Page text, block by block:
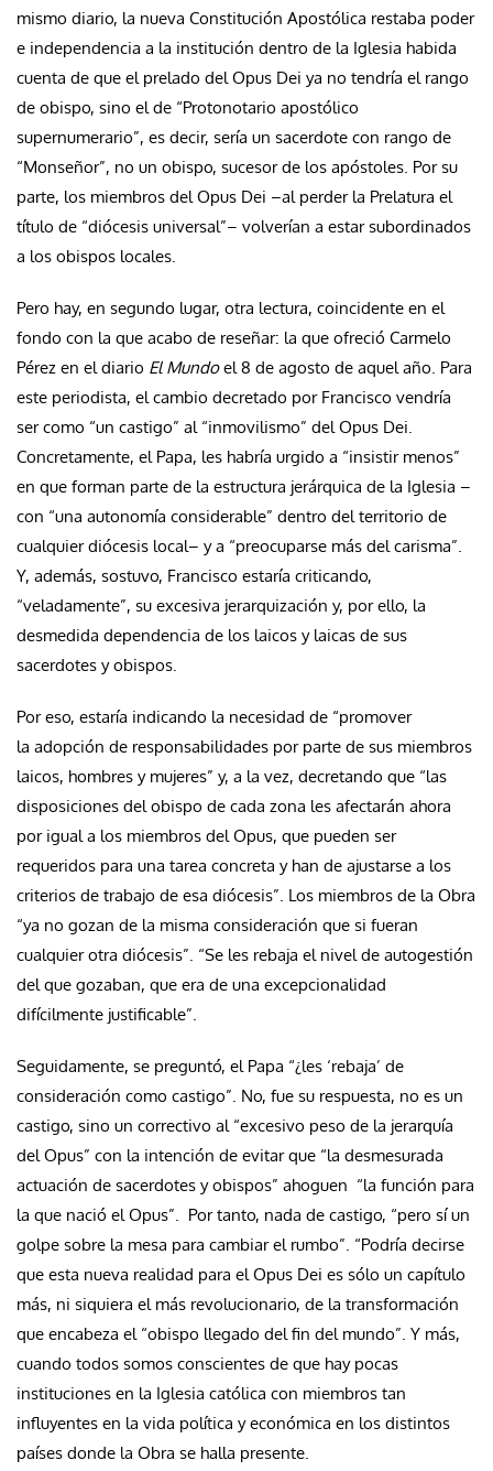
mismo diario, la nueva Constitución Apostólica restaba poder
e independencia a la institución dentro de la Iglesia habida
cuenta de que el prelado del Opus Dei ya no tendría el rango
de obispo, sino el de “Protonotario apostólico
supernumerario”, es decir, sería un sacerdote con rango de
“Monseñor”, no un obispo, sucesor de los apóstoles. Por su
parte, los miembros del Opus Dei –al perder la Prelatura el
título de “diócesis universal”– volverían a estar subordinados
a los obispos locales.
Pero hay, en segundo lugar, otra lectura, coincidente en el
fondo con la que acabo de reseñar: la que ofreció Carmelo
Pérez en el diario El Mundoel 8 de agosto de aquel año. Para
este periodista, el cambio decretado por Francisco vendría
ser como “un castigo” al “inmovilismo” del Opus Dei
Concretamente, el Papa, les habría urgido a “insistir menos”
en que forman parte de la estructura jerárquica de la Iglesia –
con “una autonomía considerable” dentro del territorio de
cualquier diócesis local– y a “preocuparse más del carisma”.
Y, además, sostuvo, Francisco estaría criticando,
“veladamente”, su excesiva jerarquización y, por ello, la
desmedida dependencia de los laicos y laicas de sus
sacerdotes y obispos.
Por eso, estaría indicando la necesidad de “promover
la adopción de responsabilidades por parte de sus miembros
laicos, hombres y mujeres” y, a la vez, decretando que “las
disposiciones del obispo de cada zona les afectarán ahora
por igual a los miembros del Opus, que pueden ser
requeridos para una tarea concreta y han de ajustarse a los
criterios de trabajo de esa diócesis”. Los miembros de la Obra
“ya no gozan de la misma consideración que si fueran
cualquier otra diócesis”. “Se les rebaja el nivel de autogestión
del que gozaban, que era de una excepcionalidad
difícilmente justificable”.
Seguidamente, se preguntó, el Papa “¿les ‘rebaja’ de
consideración como castigo”. No, fue su respuesta, no es un
castigo, sino un correctivo al “excesivo peso de la jerarquía
del Opus” con la intención de evitar que “la desmesurada
actuación de sacerdotes y obispos” ahoguen “la función para
la que nació el Opus”. Por tanto, nada de castigo, “pero sí un
golpe sobre la mesa para cambiar el rumbo”. “Podría decirse
que esta nueva realidad para el Opus Dei es sólo un capítulo
más, ni siquiera el más revolucionario, de la transformación
que encabeza el “obispo llegado del fin del mundo”. Y más,
cuando todos somos conscientes de que hay pocas
instituciones en la Iglesia católica con miembros tan
influyentes en la vida política y económica en los distintos
países donde la Obra se halla presente.